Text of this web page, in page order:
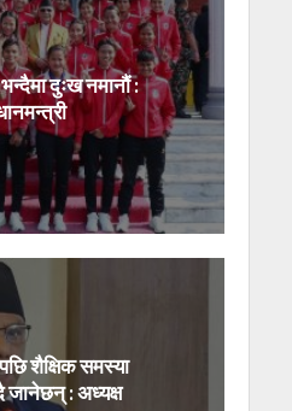
दुःख नमानौं :
शैक्षिक समस्या
जानेछन् : अध्यक्ष